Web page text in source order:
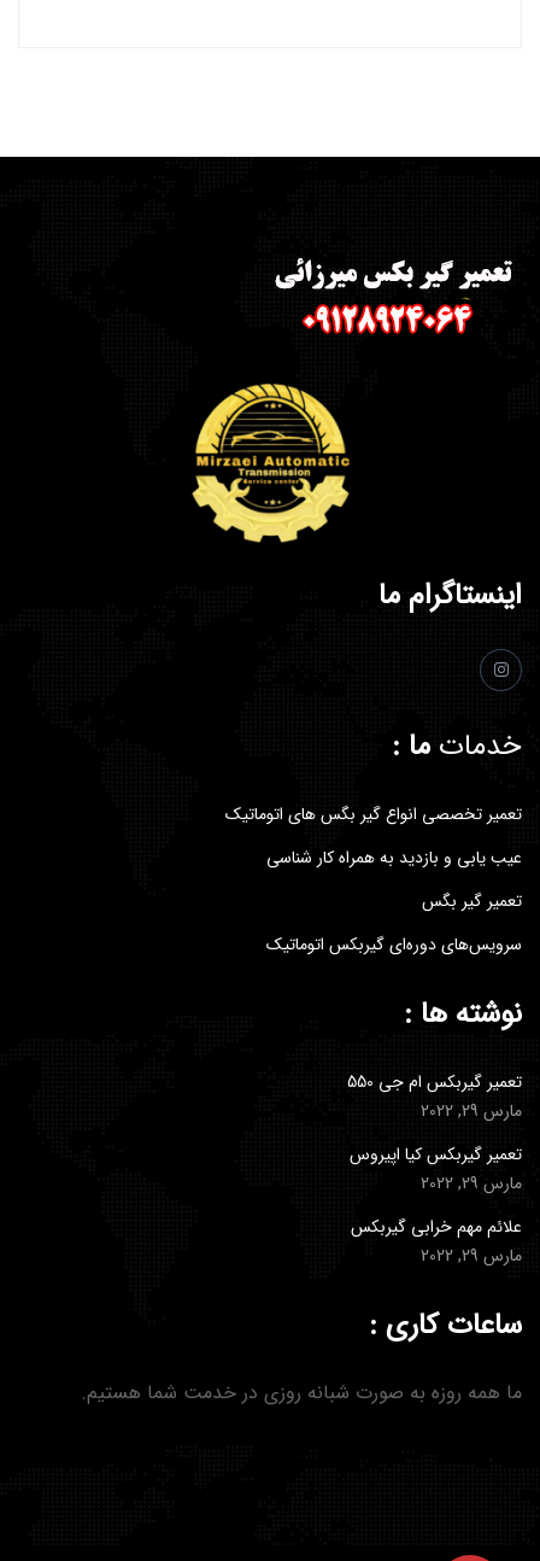
اینستاگرام ما
خدمات ما :
تعمیر تخصصی انواع گیر بگس های اتوماتیک
عیب یابی و بازدید به همراه کار شناسی
تعمیر گیر بگس
سرویس‌های‌ دوره‌ای گیربکس اتوماتیک
نوشته ها :
تعمیر گیربکس ام جی 550
مارس 29, 2022
تعمیر گیربکس کیا اپیروس
مارس 29, 2022
علائم مهم خرابی گیربکس
مارس 29, 2022
ساعات کاری :
ما همه روزه به صورت شبانه روزی در خدمت شما هستیم.